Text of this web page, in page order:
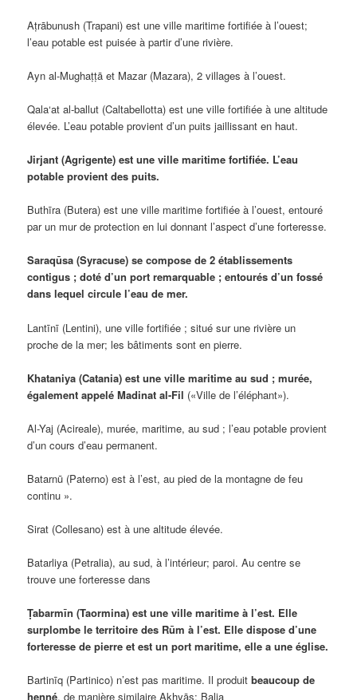
Aṭrābunush (Trapani) est une ville maritime fortifiée à l’ouest;
l’eau potable est puisée à partir d’une rivière.
Ayn al-Mughaṭṭā et Mazar (Mazara), 2 villages à l’ouest.
Qala‘at al-ballut (Caltabellotta) est une ville fortifiée à une altitude
élevée. L’eau potable provient d’un puits jaillissant en haut.
Jirjant (Agrigente) est une ville maritime fortifiée. L’eau
potable provient des puits.
Buthīra (Butera) est une ville maritime fortifiée à l’ouest, entouré
par un mur de protection en lui donnant l’aspect d’une forteresse.
Saraqūsa (Syracuse) se compose de 2 établissements
contigus ; doté d’un port remarquable ; entourés d’un fossé
dans lequel circule l’eau de mer.
Lantīnī (Lentini), une ville fortifiée ; situé sur une rivière un
proche de la mer; les bâtiments sont en pierre.
Khataniya (Catania) est une ville maritime au sud ; murée,
également appelé Madinat al-Fil («Ville de l’éléphant»).
Al-Yaj (Acireale), murée, maritime, au sud ; l’eau potable provient
d’un cours d’eau permanent.
Batarnū (Paterno) est à l’est, au pied de la montagne de feu
continu ».
Sirat (Collesano) est à une altitude élevée.
Batarliya (Petralia), au sud, à l’intérieur; paroi. Au centre se
trouve une forteresse dans
Ṭabarmīn (Taormina) est une ville maritime à l’est. Elle
surplombe le territoire des Rūm à l’est. Elle dispose d’une
forteresse de pierre et est un port maritime, elle a une église.
Bartinīq (Partinico) n’est pas maritime. Il produitbeaucoup de
henné, de manière similaire Akhyās; Balja